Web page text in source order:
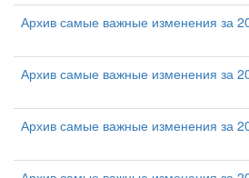
Архив самые важные изменения за
Архив самые важные изменения за
Архив самые важные изменения за